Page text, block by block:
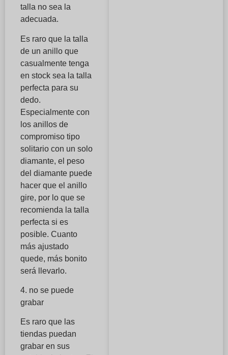
talla no sea la
adecuada.
Es raro que la talla
de un anillo que
casualmente tenga
en stock sea la talla
perfecta para su
dedo.
Especialmente con
los anillos de
compromiso tipo
solitario con un solo
diamante, el peso
del diamante puede
hacer que el anillo
gire, por lo que se
recomienda la talla
perfecta si es
posible. Cuanto
más ajustado
quede, más bonito
será llevarlo.
4. no se puede
grabar
Es raro que las
tiendas puedan
grabar en sus